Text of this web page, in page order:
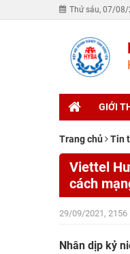
Thứ sáu, 07/08/
GIỚI
Trang chủ Tin
Viettel
cách
29/09/2021, 2156
Nhân dịp kỷ